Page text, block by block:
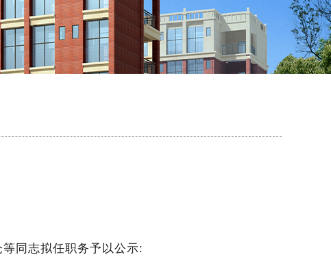
同志拟任职务予以公示: